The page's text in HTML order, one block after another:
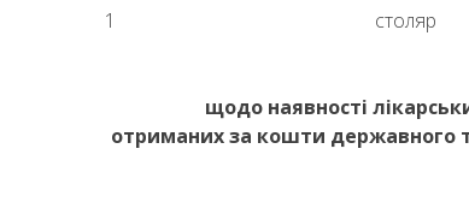
1
столяр
щодо наявності
отриманих за кошти державного